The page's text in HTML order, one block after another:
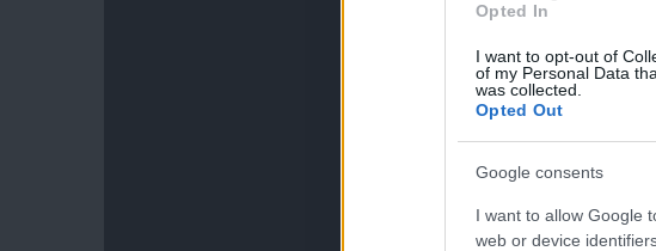
Opted In
I want to opt-out of
of my Personal Data
was collected.
Opted Out
Google consents
I want to allow Google
web or device